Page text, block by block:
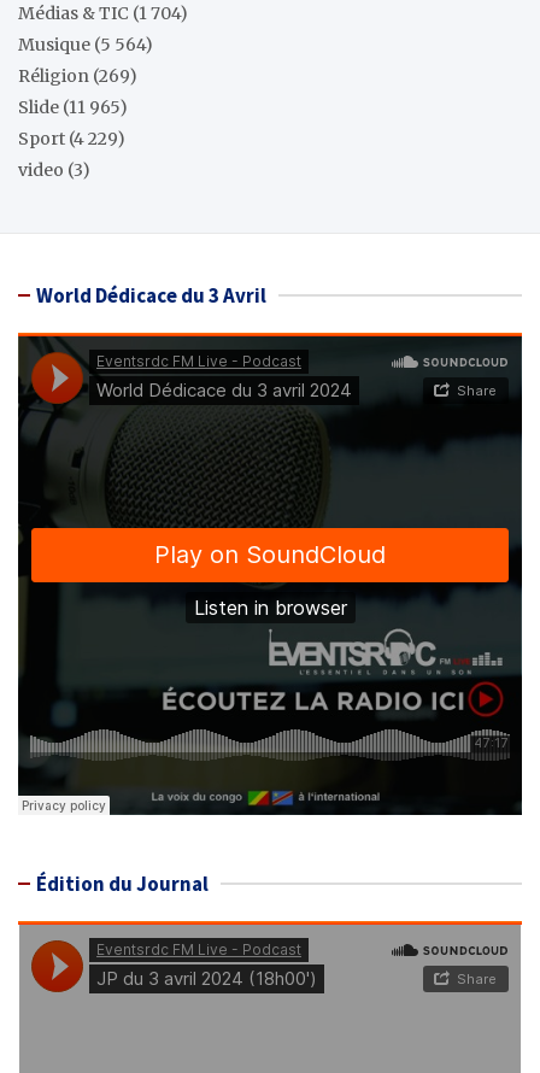
Médias & TIC (1 704)
Musique (5 564)
Réligion (269)
Slide (11 965)
Sport (4 229)
video (3)
World Dédicace du 3 Avril
Édition du Journal